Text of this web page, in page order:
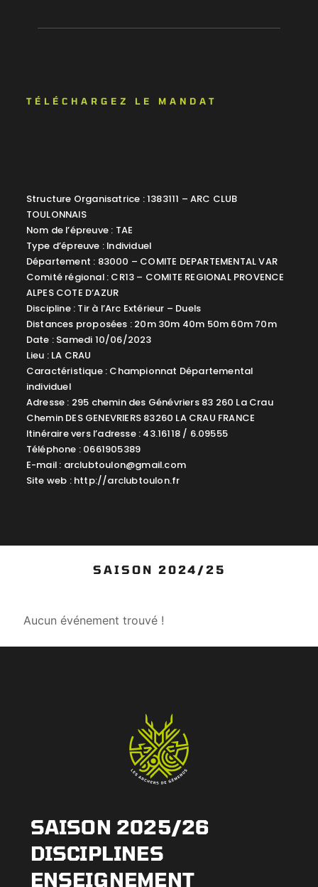
TÉLÉCHARGEZ LE MANDAT
Structure Organisatrice : 1383111 – ARC CLUB
TOULONNAIS
Nom de l’épreuve : TAE
Type d’épreuve : Individuel
Département : 83000 – COMITE DEPARTEMENTAL VAR
Comité régional : CR13 – COMITE REGIONAL PROVENCE
ALPES COTE D’AZUR
Discipline : Tir à l’Arc Extérieur – Duels
Distances proposées : 20m 30m 40m 50m 60m 70m
Date : Samedi 10/06/2023
Lieu : LA CRAU
Caractéristique : Championnat Départemental
individuel
Adresse : 295 chemin des Génévriers 83 260 La Crau
Chemin DES GENEVRIERS 83260 LA CRAU FRANCE
Itinéraire vers l’adresse : 43.16118 / 6.09555
Téléphone : 0661905389
E-mail : arclubtoulon@gmail.com
Site web : http://arclubtoulon.fr
SAISON 2024/25
Aucun événement trouvé !
SAISON 2025/26
DISCIPLINES
ENSEIGNEMENT